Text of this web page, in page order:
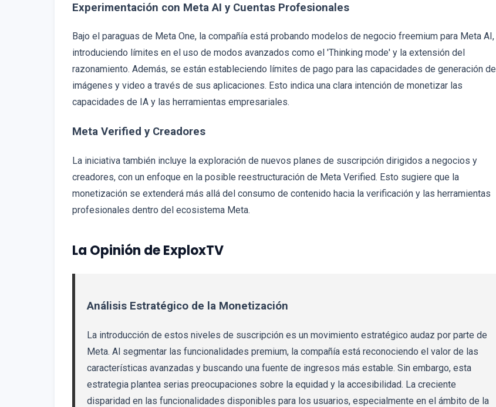
Experimentación con Meta AI y Cuentas Profesionales
Bajo el paraguas de Meta One, la compañía está probando modelos de negocio freemium para Meta AI,
introduciendo límites en el uso de modos avanzados como el 'Thinking mode' y la extensión del
razonamiento. Además, se están estableciendo límites de pago para las capacidades de generación de
imágenes y video a través de sus aplicaciones. Esto indica una clara intención de monetizar las
capacidades de IA y las herramientas empresariales.
Meta Verified y Creadores
La iniciativa también incluye la exploración de nuevos planes de suscripción dirigidos a negocios y
creadores, con un enfoque en la posible reestructuración de Meta Verified. Esto sugiere que la
monetización se extenderá más allá del consumo de contenido hacia la verificación y las herramientas
profesionales dentro del ecosistema Meta.
La Opinión de ExploxTV
Análisis Estratégico de la Monetización
La introducción de estos niveles de suscripción es un movimiento estratégico audaz por parte de
Meta. Al segmentar las funcionalidades premium, la compañía está reconociendo el valor de las
características avanzadas y buscando una fuente de ingresos más estable. Sin embargo, esta
estrategia plantea serias preocupaciones sobre la equidad y la accesibilidad. La creciente
disparidad en las funcionalidades disponibles para los usuarios, especialmente en el ámbito de la